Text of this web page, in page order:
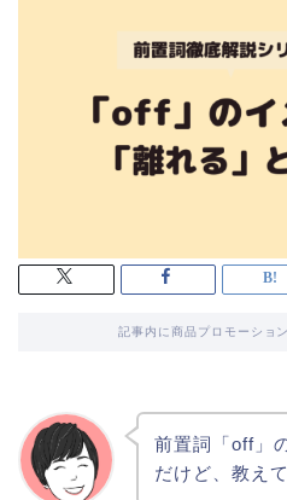
記事内に商品プロモーショ
前置詞「off」
だけど、教え